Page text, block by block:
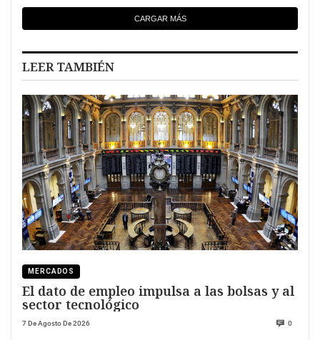
CARGAR MÁS
LEER TAMBIÉN
MERCADOS
El dato de empleo impulsa a las bolsas y al
sector tecnológico
7 De Agosto De 2026 0